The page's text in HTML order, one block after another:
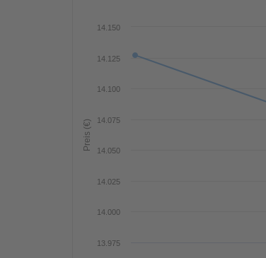
Preis (€)
13.975
14.000
14.025
14.050
14.075
14.100
14.125
14.150